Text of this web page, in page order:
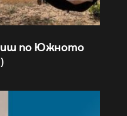
по Южното